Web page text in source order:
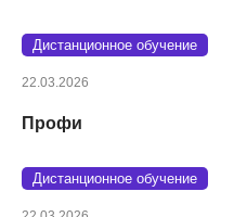
Дистанционное обучение
22.03.2026
Профи
Дистанционное обучение